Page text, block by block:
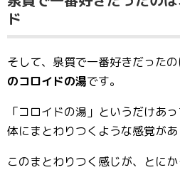
ド
そして、泉質で一番好きだったの
のコロイドの湯です。
「コロイドの湯」というだけあ
体にまとわりつくような感覚があ
このまとわりつく感じが、とにか